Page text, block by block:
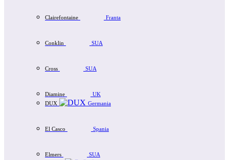
Clairefontaine Franta
Conklin SUA
Cross SUA
Diamine
UK
DUX
Germania
El Casco Spania
Elmers
SUA